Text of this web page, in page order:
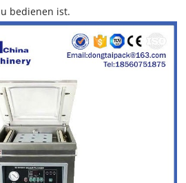
bedienen ist.